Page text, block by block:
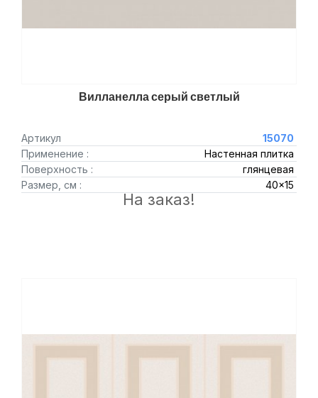
Вилланелла серый светлый
Артикул
15070
Применение :
Настенная плитка
Поверхность :
глянцевая
Размер, см :
40x15
На заказ!